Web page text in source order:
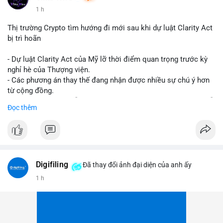
1 h
Thị trường Crypto tìm hướng đi mới sau khi dự luật Clarity Act
bị trì hoãn
- Dự luật Clarity Act của Mỹ lỡ thời điểm quan trọng trước kỳ
nghỉ hè của Thượng viện.
- Các phương án thay thế đang nhận được nhiều sự chú ý hơn
từ cộng đồng.
về pháp lý.
#binancesquare
#vlikevn #titanbot
Đọc thêm
Digifiling Đã thay đổi ảnh đại diện của anh ấy
1 h